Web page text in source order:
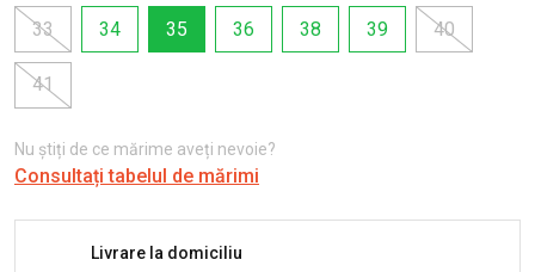
33
34 35 36 38 39 40
41
Nu știți de ce mărime aveți nevoie?
Consultați tabelul de mărimi
Livrare la domiciliu